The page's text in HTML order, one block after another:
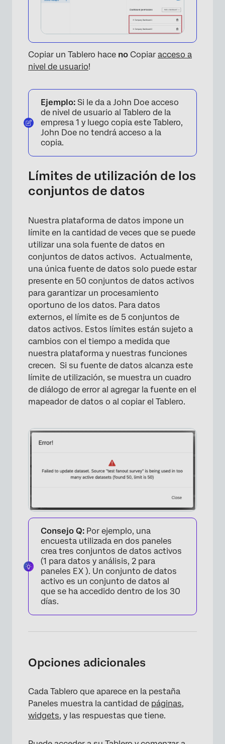
×
Copiar un Tablero hace no Copiar acceso a
nivel de usuario!
Ejemplo: Si le da a John Doe acceso
de nivel de usuario al Tablero de la
empresa 1 y luego copia este Tablero,
John Doe no tendrá acceso a la
copia.
Límites de utilización de los
conjuntos de datos
Nuestra plataforma de datos impone un
límite en la cantidad de veces que se puede
utilizar una sola fuente de datos en
conjuntos de datos activos. Actualmente,
una única fuente de datos solo puede estar
presente en 50 conjuntos de datos activos
para garantizar un procesamiento
oportuno de los datos. Para datos
externos, el límite es de 5 conjuntos de
datos activos. Estos límites están sujeto a
cambios con el tiempo a medida que
nuestra plataforma y nuestras funciones
crecen. Si su fuente de datos alcanza este
límite de utilización, se muestra un cuadro
de diálogo de error al agregar la fuente en el
mapeador de datos o al copiar el Tablero.
Consejo Q: Por ejemplo, una
encuesta utilizada en dos paneles
crea tres conjuntos de datos activos
(1 para datos y análisis, 2 para
paneles EX ). Un conjunto de datos
activo es un conjunto de datos al
que se ha accedido dentro de los 30
días.
Opciones adicionales
Cada Tablero que aparece en la pestaña
Paneles muestra la cantidad de páginas,
widgets, y las respuestas que tiene.